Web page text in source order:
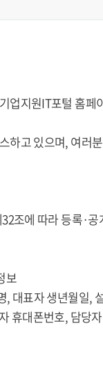
업지원IT포털 홈페
하고 있으며, 여러
조에 따라 등록·
보
생년월일, 설
번호, 담당자